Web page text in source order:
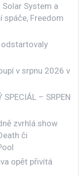
System a
spáče, Freedom
v srpnu 2026 v
SPECIÁL – SRPEN
zvrhlá show
či
opět přivítá